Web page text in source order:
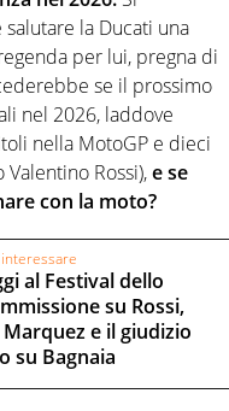
la Ducati una
per lui, pregna di
se il prossimo
nel 2026, laddove
nella MotoGP e dieci
Rossi),e se
con la moto?
al Festival dello
su Rossi,
Marquez e il giudizio
su Bagnaia